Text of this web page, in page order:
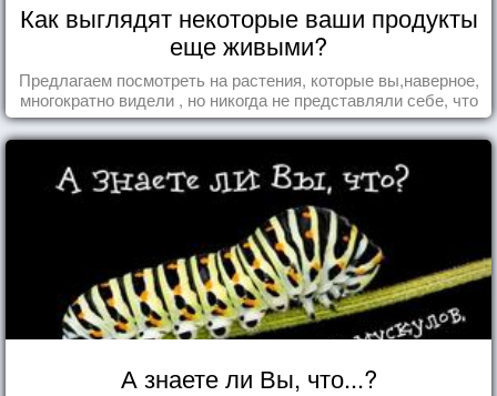
Как выглядят некоторые ваши продукты
еще живыми?
Предлагаем посмотреть на растения, которые вы,наверное,
многократно видели , но никогда не представляли себе, что
употребляете их в пищу.
А знаете ли Вы, что...?